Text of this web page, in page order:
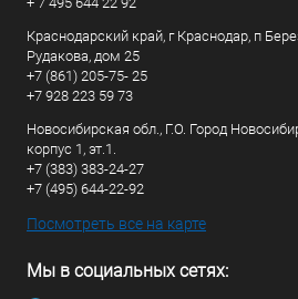
Краснодарский край, г Краснодар, п
Рудакова, дом 25
+7 (861) 205-75- 25
+7 928 223 59 73
Новосибирская обл., Г.О. Город
корпус 1, эт.1.
+7 (383) 383-24-27
+7 (495) 644-22-92
Посмотреть все на карте
Мы в социальных сетях: